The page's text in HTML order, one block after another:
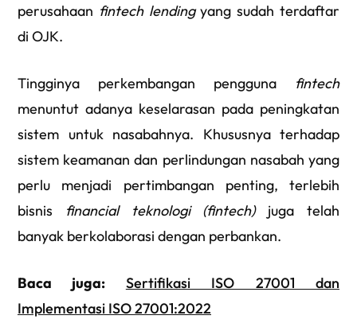
perusahaan fintech lendingyang sudah terdaftar
di OJK.
Tingginya perkembangan pengguna fintech
menuntut adanya keselarasan pada peningkatan
sistem untuk nasabahnya. Khususnya terhadap
sistem keamanan dan perlindungan nasabah yang
perlu menjadi pertimbangan penting, terlebih
bisnis financial teknologi (fintech)juga telah
banyak berkolaborasi dengan perbankan.
Baca juga: Sertifikasi ISO 27001 dan
Implementasi ISO 27001:2022